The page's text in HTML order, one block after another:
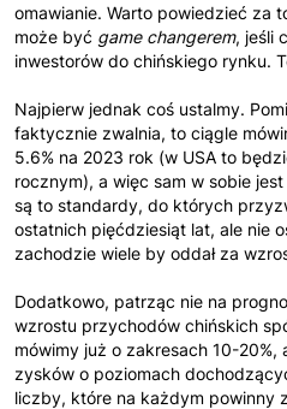
omawianie. Warto powiedzieć za
może być game changerem, jeśli
inwestorów do chińskiego rynku.
Najpierw jednak coś ustalmy.
faktycznie zwalnia, to ciągle
5.6% na 2023 rok (w USA to
rocznym), a więc sam w sobie
są to standardy, do których
ostatnich pięćdziesiąt lat, ale nie
zachodzie wiele by oddał za
Dodatkowo, patrząc nie na
wzrostu przychodów chińskich
mówimy już o zakresach 10-
zysków o poziomach
liczby, które na każdym powinny